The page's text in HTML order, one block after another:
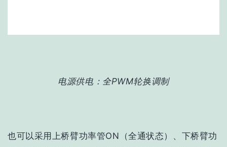
电源供电：全PWM轮换调制
也可以采用上桥臂功率管ON（全通状态）、下桥臂功